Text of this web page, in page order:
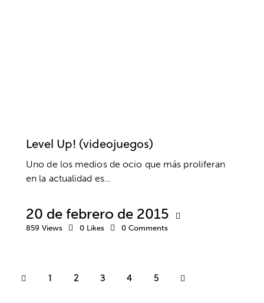
Level Up! (videojuegos)
Uno de los medios de ocio que más proliferan
en la actualidad es…
20 de febrero de 2015
859 Views 0 Likes 0 Comments
1 2 3 4 5